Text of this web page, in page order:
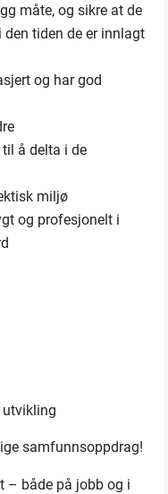
måte, og sikre at de
tiden de er innlagt
og har god
å delta i de
miljø
og profesjonelt i
utvikling
samfunnsoppdrag!
– både på jobb og i